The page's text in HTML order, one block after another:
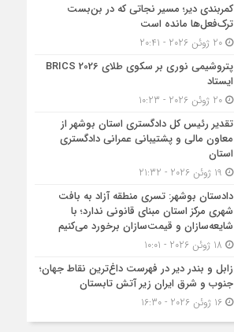
کمربندی دیر؛ مسیر نجاتی که در بن‌بست
ترک‌فعل‌ها مانده است
20 ژوئن 2026 - 20:41
پتروشیمی نوری بر سکوی طلای BRICS 2026
ایستاد
20 ژوئن 2026 - 10:23
تقدیر رئیس کل دادگستری استان بوشهر از
معاون مالی و پشتیبانی عمرانی دادگستری
استان
دادستان بوشهر: تسری منطقه آزاد به بافت
شهری مرکز استان مبنای قانونی ندارد؛ با
شایعه‌سازان و قیمت‌سازان برخورد می‌کنیم
زابل و بندر دیر در فهرست داغ‌ترین نقاط جهان؛
جنوب و شرق ایران زیر آتش تابستان
16 ژوئن 2026 - 16:30